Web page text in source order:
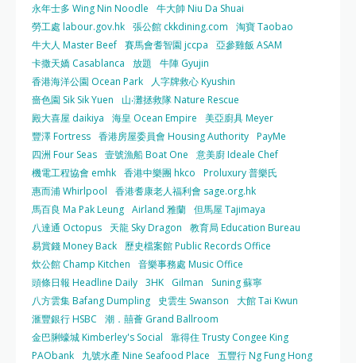
永年士多 Wing Nin Noodle
牛大帥 Niu Da Shuai
勞工處 labour.gov.hk 張公館 ckkdining.com
淘寶 Taobao
牛大人 Master Beef 賽馬會耆智園 jccpa
亞參雞飯 ASAM
卡撒天嬌 Casablanca
放題
牛陣 Gyujin
香港海洋公園 Ocean Park
人字牌救心 Kyushin
嗇色園 Sik Sik Yuen
山‧灘拯救隊 Nature Rescue
殿大喜屋 daikiya
海皇 Ocean Empire
美亞廚具 Meyer
豐澤 Fortress 香港房屋委員會 Housing Authority PayMe
四洲 Four Seas 壹號漁船 Boat One
意美廚 Ideale Chef
機電工程協會 emhk 香港中樂團 hkco
Proluxury 普樂氏
惠而浦 Whirlpool
香港耆康老人福利會 sage.org.hk
馬百良 Ma Pak Leung Airland 雅蘭 但馬屋 Tajimaya
八達通 Octopus
天龍 Sky Dragon
教育局 Education Bureau
易賞錢 Money Back
歷史檔案館 Public Records Office
炊公館 Champ Kitchen
音樂事務處 Music Office
頭條日報 Headline Daily 3HK Gilman
Suning 蘇寧
八方雲集 Bafang Dumpling
史雲生 Swanson
大館 Tai Kwun
滙豐銀行 HSBC
潮．囍薈 Grand Ballroom
金巴脷蠔城 Kimberley's Social
靠得住 Trusty Congee King
PAObank
九號水產 Nine Seafood Place
五豐行 Ng Fung Hong